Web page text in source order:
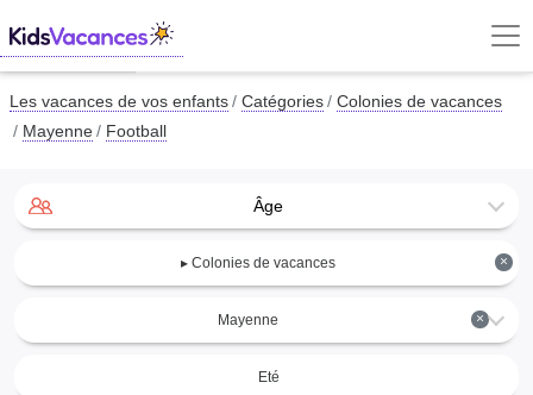
Les vacances de vos enfants Catégories
Colonies de vacances
Mayenne
Football
Âge
×
▸ Colonies de vacances
×
Mayenne
Eté